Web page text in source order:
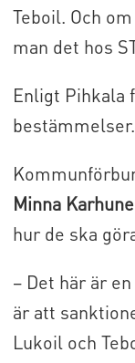
Teboil. Och
man det hos
Enligt Pihkala
bestämmelser.
Minna
hur de ska
– Det här är
är att
Lukoil och